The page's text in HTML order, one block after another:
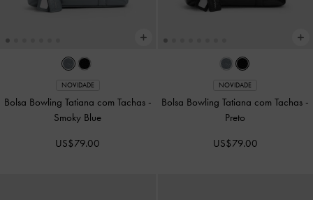
NOVIDADE
Mini Bolsa Tote Zephyr com
Barbicacho- Smoky Blue
US$89.00
NOVIDADE
Mochila Alva com Matelassê e Bolso
Frontal-
US$96.00